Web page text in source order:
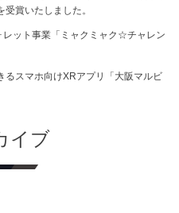
賞いたしました。
ット事業「ミャクミャク☆チャレン
スマホ向けXRアプリ「大阪マルビ
イブ